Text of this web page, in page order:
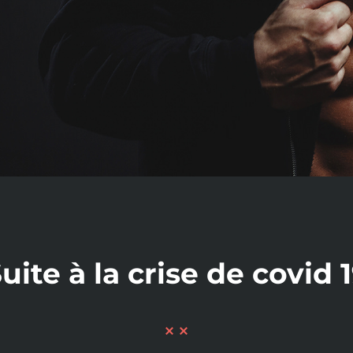
à la crise de covid